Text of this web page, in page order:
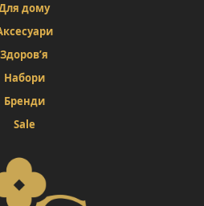
дому
Здоров’я
Набори
Бренди
Sale